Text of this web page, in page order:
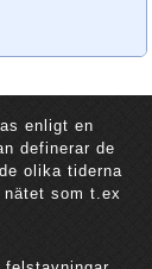
enligt en
definerar de
olika tiderna
nätet som t.ex